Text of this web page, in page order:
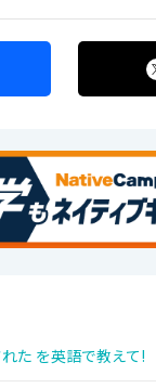
た を英語で教えて!